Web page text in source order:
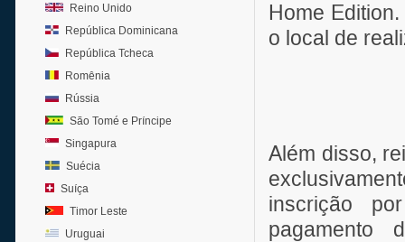
Reino Unido
República Dominicana
República Tcheca
Romênia
Rússia
São Tomé e Príncipe
Singapura
Suécia
Suíça
Timor Leste
Uruguai
Home
o local de
Além disso,
inscrição
pagamento